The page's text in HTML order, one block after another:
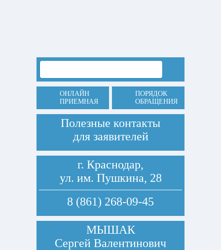
ОНЛАЙН
ПРИЕМНАЯ
ПОРЯДОК
ОБРАЩЕНИЯ
Полезные контакты
для заявителей
г. Краснодар,
ул. им. Пушкина, 28
8 (861) 268-09-45
МЫШАК
Сергей Валентинович